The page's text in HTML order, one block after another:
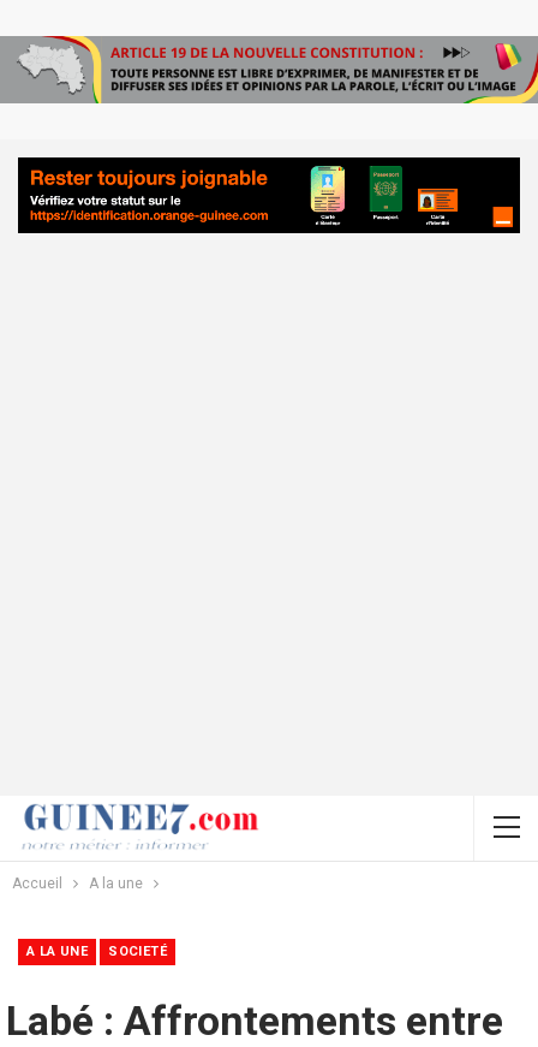
Accueil A la une
A LA UNE SOCIETÉ
Labé : Affrontements entre